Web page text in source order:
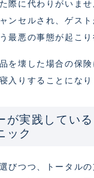
際に代わりがいま
ンセルされ、ゲス
悪の事態が起こり
を壊した場合の保
入りすることになり
が実践してい
ック
びつつ、トータル